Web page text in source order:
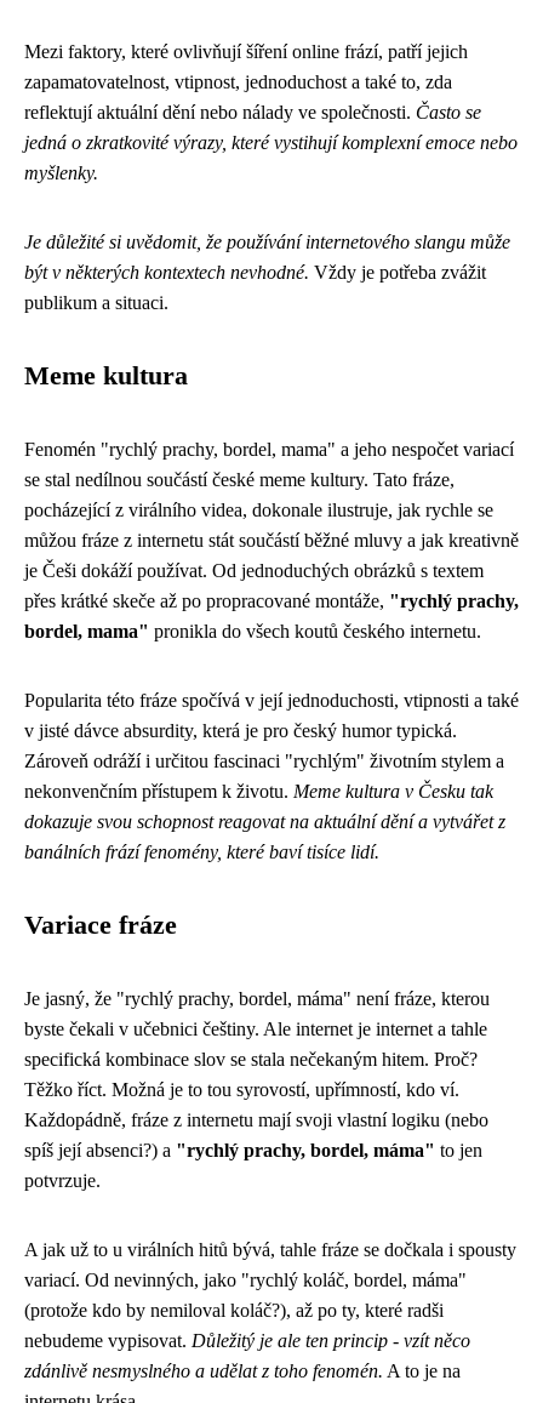
Mezi faktory, které ovlivňují šíření online frází, patří jejich
zapamatovatelnost, vtipnost, jednoduchost a také to, zda
reflektují aktuální dění nebo nálady ve společnosti. Často se
jedná o zkratkovité výrazy, které vystihují komplexní emoce nebo
myšlenky.
Je důležité si uvědomit, že používání internetového slangu může
být v některých kontextech nevhodné. Vždy je potřeba zvážit
publikum a situaci.
Meme kultura
Fenomén "rychlý prachy, bordel, mama" a jeho nespočet variací
se stal nedílnou součástí české meme kultury. Tato fráze,
pocházející z virálního videa, dokonale ilustruje, jak rychle se
můžou fráze z internetu stát součástí běžné mluvy a jak kreativně
je Češi dokáží používat. Od jednoduchých obrázků s textem
přes krátké skeče až po propracované montáže, "rychlý prachy,
bordel, mama" pronikla do všech koutů českého internetu.
Popularita této fráze spočívá v její jednoduchosti, vtipnosti a také
v jisté dávce absurdity, která je pro český humor typická.
Zároveň odráží i určitou fascinaci "rychlým" životním stylem a
nekonvenčním přístupem k životu. Meme kultura v Česku tak
dokazuje svou schopnost reagovat na aktuální dění a vytvářet z
banálních frází fenomény, které baví tisíce lidí.
Variace fráze
Je jasný, že "rychlý prachy, bordel, máma" není fráze, kterou
byste čekali v učebnici češtiny. Ale internet je internet a tahle
specifická kombinace slov se stala nečekaným hitem. Proč?
Těžko říct. Možná je to tou syrovostí, upřímností, kdo ví.
Každopádně, fráze z internetu mají svoji vlastní logiku (nebo
spíš její absenci?) a "rychlý prachy, bordel, máma" to jen
potvrzuje.
A jak už to u virálních hitů bývá, tahle fráze se dočkala i spousty
variací. Od nevinných, jako "rychlý koláč, bordel, máma"
(protože kdo by nemiloval koláč?), až po ty, které radši
nebudeme vypisovat. Důležitý je ale ten princip - vzít něco
zdánlivě nesmyslného a udělat z toho fenomén. A to je na